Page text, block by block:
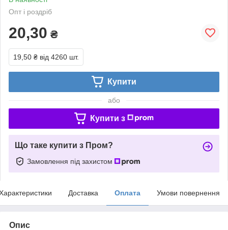
Опт і роздріб
20,30 ₴
19,50 ₴ від 4260 шт.
Купити
або
Купити з
Що таке купити з Пром?
Замовлення під захистом
Доставка Оплата Умови повернення
Опис